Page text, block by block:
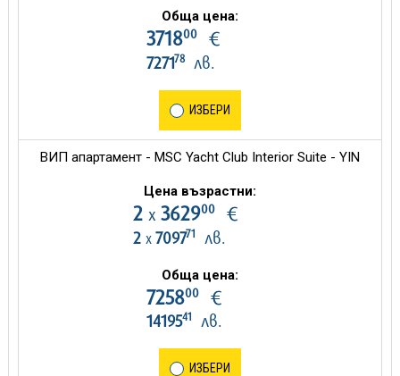
Обща цена:
371800€
727178лв.
ИЗБЕРИ
ВИП апартамент - MSC Yacht Club Interior Suite - YIN
Цена възрастни:
2 х 362900€
2 х 709771 лв.
Обща цена:
725800€
1419541 лв.
ИЗБЕРИ